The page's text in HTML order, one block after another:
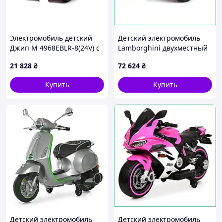
Электромобиль детский
Джип M 4968EBLR-8(24V) с
21 828 ₴
Купить
Детский электромобиль
Lamborghini двухместный
100 кг надувные шины
дисковый тормоз
72 624 ₴
Купить
Детский электромобиль Детский электромобиль